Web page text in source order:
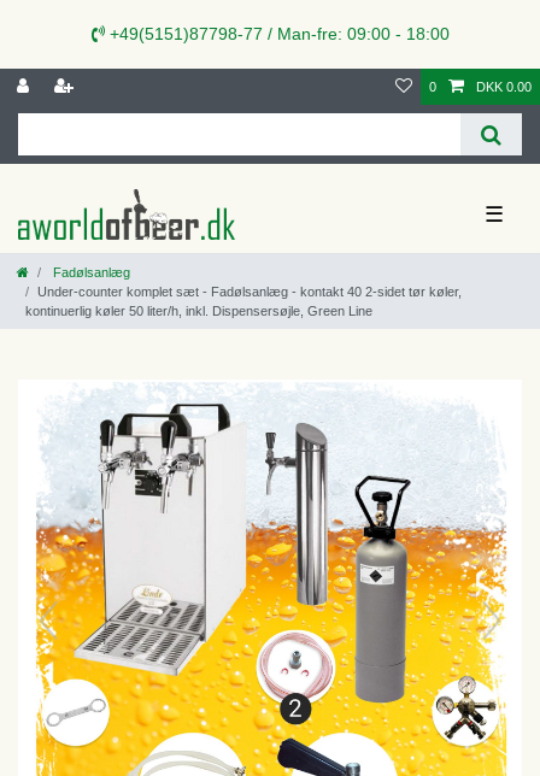
+49(5151)87798-77 / Man-fre: 09:00 - 18:00
0 DKK 0.00
☰
Fadølsanlæg
Under-counter komplet sæt - Fadølsanlæg - kontakt 40 2-sidet tør køler,
kontinuerlig køler 50 liter/h, inkl. Dispensersøjle, Green Line